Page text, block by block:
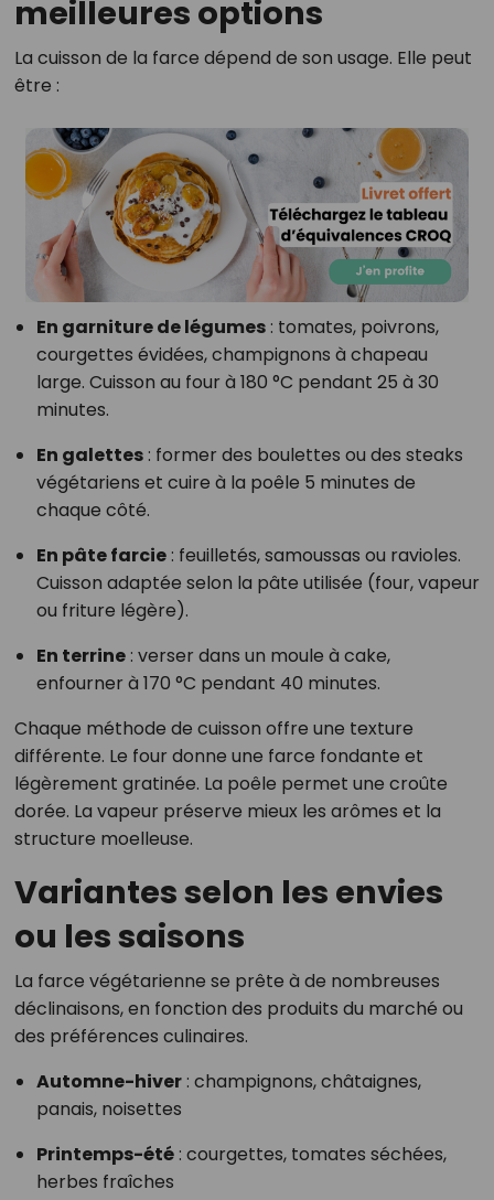
meilleures options
La cuisson de la farce dépend de son usage. Elle peut
être :
En garniture de légumes: tomates, poivrons,
courgettes évidées, champignons à chapeau
large. Cuisson au four à 180 °C pendant 25 à 30
minutes.
En galettes: former des boulettes ou des steaks
végétariens et cuire à la poêle 5 minutes de
chaque côté.
En pâte farcie: feuilletés, samoussas ou ravioles.
Cuisson adaptée selon la pâte utilisée (four, vapeur
ou friture légère).
En terrine: verser dans un moule à cake,
enfourner à 170 °C pendant 40 minutes.
Chaque méthode de cuisson offre une texture
différente. Le four donne une farce fondante et
légèrement gratinée. La poêle permet une croûte
dorée. La vapeur préserve mieux les arômes et la
structure moelleuse.
Variantes selon les envies
ou les saisons
La farce végétarienne se prête à de nombreuses
déclinaisons, en fonction des produits du marché ou
des préférences culinaires.
Automne-hiver: champignons, châtaignes,
panais, noisettes
Printemps-été: courgettes, tomates séchées,
herbes fraîches